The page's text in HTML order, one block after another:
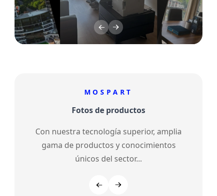
MOSPART
Fotos de productos
Con nuestra tecnología superior, amplia
gama de productos y conocimientos
únicos del sector...